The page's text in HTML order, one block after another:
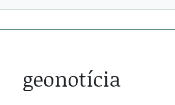
geonotícia